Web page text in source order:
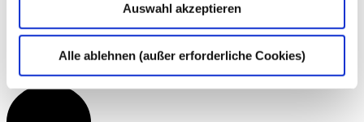
Auswahl akzeptieren
Alle ablehnen (außer erforderliche Cookies)